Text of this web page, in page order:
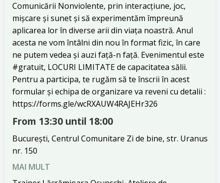
Comunicării Nonviolente, prin interacțiune, joc,
mișcare și sunet și să experimentăm împreună
aplicarea lor în diverse arii din viața noastră. Anul
acesta ne vom întâlni din nou în format fizic, în care
ne putem vedea și auzi față-n față. Evenimentul este
#gratuit, LOCURI LIMITATE de capacitatea sălii.
Pentru a participa, te rugăm să te înscrii în acest
formular și echipa de organizare va reveni cu detalii :
https://forms.gle/wcRXAUW4RAJEHr326
From 13:30 until 18:00
București, Centrul Comunitare Zi de bine, str. Uranus
nr. 150
MAI MULT